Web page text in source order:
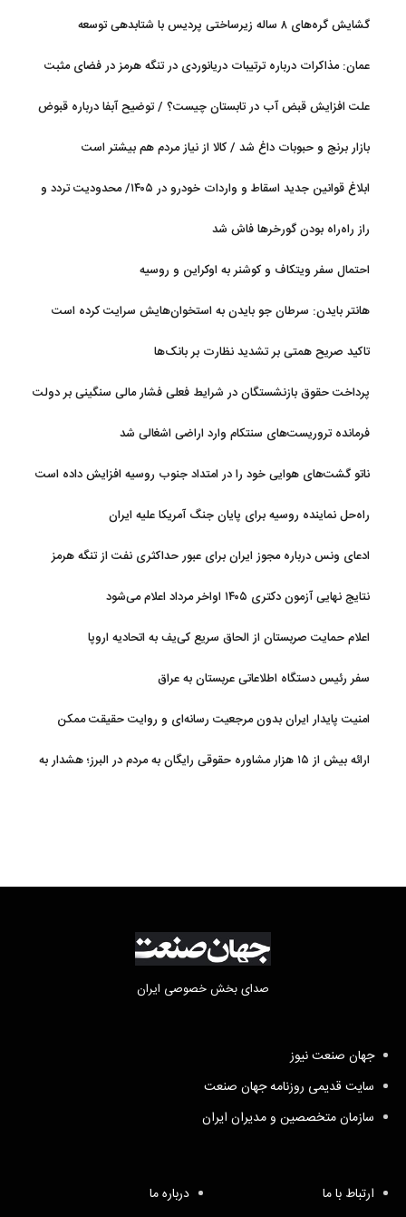
گشایش گره‌های ۸ ساله زیرساختی پردیس با شتابدهی توسعه
عمان: مذاکرات درباره ترتیبات دریانوردی در تنگه هرمز در فضای مثبت
علت افزایش قبض آب در تابستان چیست؟ / توضیح آبفا درباره قبوض
بازار برنج و حبوبات داغ شد / کالا از نیاز مردم هم بیشتر است
ابلاغ قوانین جدید اسقاط و واردات خودرو در ۱۴۰۵/ محدودیت تردد و
راز راه‌راه بودن گورخرها فاش شد
احتمال سفر ویتکاف و کوشنر به اوکراین و روسیه
هانتر بایدن: سرطان جو بایدن به استخوان‌هایش سرایت کرده است
تاکید صریح همتی بر تشدید نظارت بر بانک‌ها
پرداخت حقوق بازنشستگان در شرایط فعلی فشار مالی سنگینی بر دولت
فرمانده تروریست‌های سنتکام وارد اراضی اشغالی شد
ناتو گشت‌های هوایی خود را در امتداد جنوب روسیه افزایش داده است
راه‌حل نماینده روسیه برای پایان جنگ آمریکا علیه ایران
ادعای ونس درباره مجوز ایران برای عبور حداکثری نفت از تنگه هرمز
نتایج نهایی آزمون دکتری ۱۴۰۵ اواخر مرداد اعلام می‌شود
اعلام حمایت صربستان از الحاق سریع کی‌یف به اتحادیه اروپا
سفر رئیس دستگاه اطلاعاتی عربستان به عراق
امنیت پایدار ایران بدون مرجعیت رسانه‌ای و روایت حقیقت ممکن
ارائه بیش از ۱۵ هزار مشاوره حقوقی رایگان به مردم در البرز؛ هشدار به
صدای بخش خصوصی ایران
جهان صنعت نیوز
سایت قدیمی روزنامه جهان صنعت
سازمان متخصصین و مدیران ایران
ارتباط با ما درباره ما